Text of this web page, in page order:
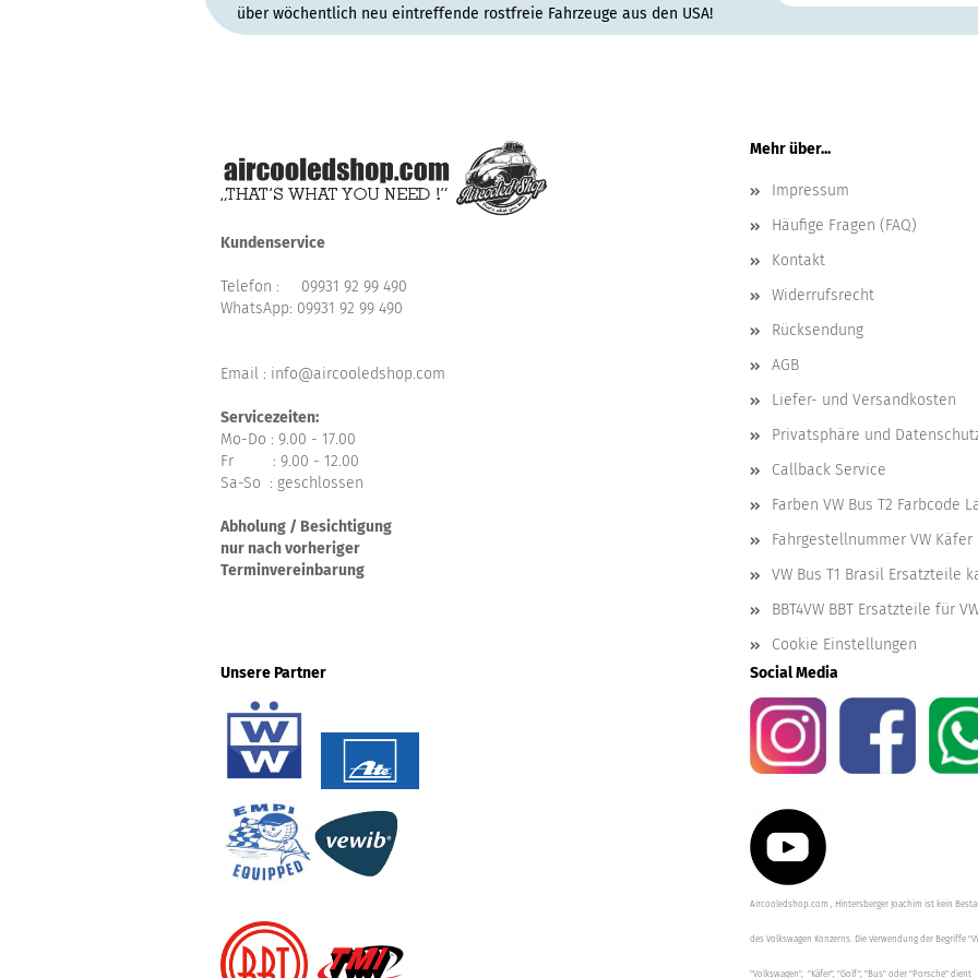
über wöchentlich neu eintreffende rostfreie Fahrzeuge aus den USA!
Kundenservice
Telefon : 09931 92 99 490
WhatsApp: 09931 92 99 490
Email : info@aircooledshop.com
Servicezeiten:
Mo-Do : 9.00 - 17.00
Fr : 9.00 - 12.00
Sa-So : geschlossen
Abholung / Besichtigung
nur nach vorheriger
Terminvereinbarung
Mehr über...
Impressum
Häufige Fragen (FAQ)
Kontakt
Widerrufsrecht
Rücksendung
AGB
Liefer- und Versandkosten
Privatsphäre und
Callback Service
Farben VW Bus T2 Farbcode
Fahrgestellnummer VW Käfer
VW Bus T1 Brasil Ersatzteile
BBT4VW BBT Ersatzteile für
Cookie Einstellungen
Unsere Partner
Social Media
Aircooledshop.com , Hintersberger Joachim ist kein
des Volkswagen Konzerns. Die Verwendung der Begriffe
"Volkswagen", "Käfer", "Golf", "Bus" oder "Porsche" dient